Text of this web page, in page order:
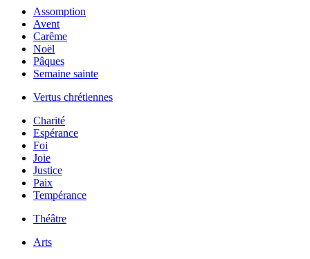
Assomption
Avent
Carême
Noël
Pâques
Semaine sainte
Vertus chrétiennes
Charité
Espérance
Foi
Joie
Justice
Paix
Tempérance
Théâtre
Arts